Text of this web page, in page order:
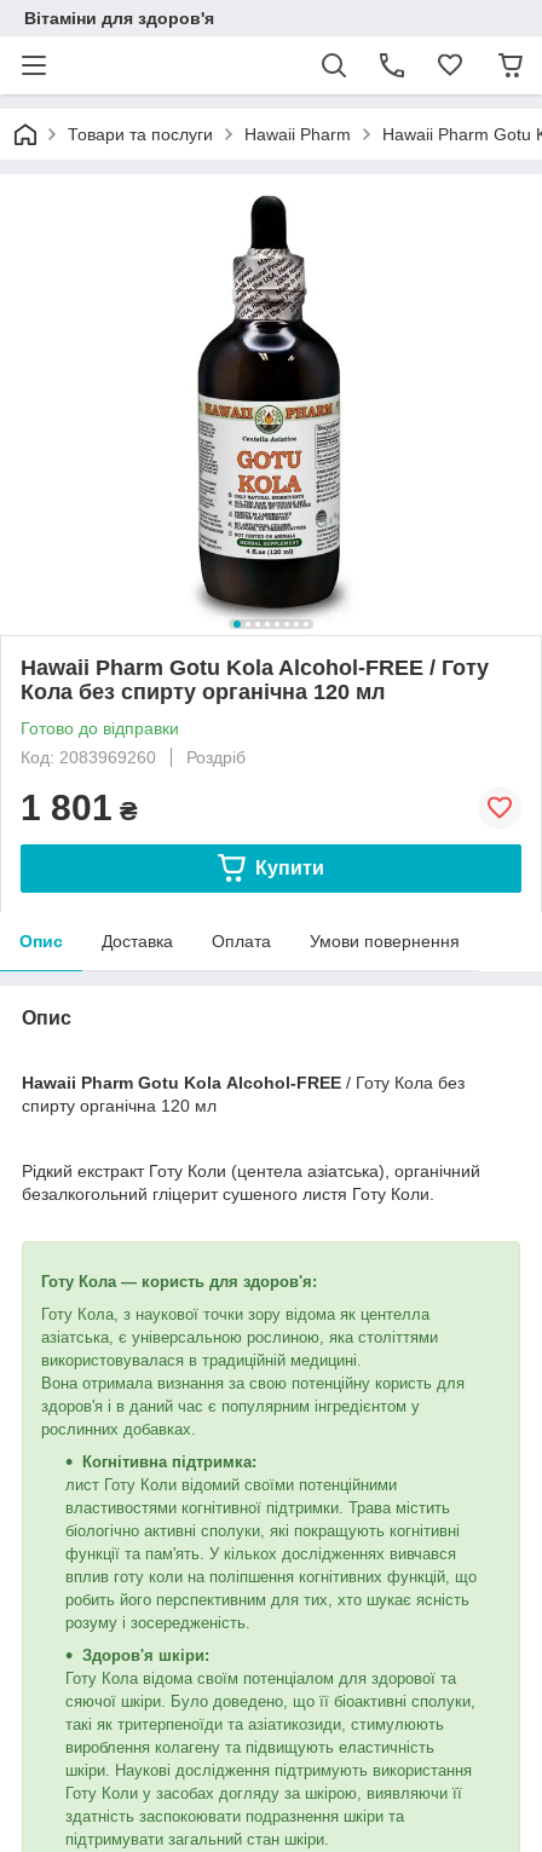
Вітаміни для здоров'я
Товари та послуги Hawaii Pharm Hawaii Pharm Gotu
Hawaii Pharm Gotu Kola Alcohol-FREE / Готу
Кола без спирту органічна 120 мл
Готово до відправки
Код: 2083969260
Роздріб
1 801 ₴
Купити
Опис Доставка Оплата Умови повернення
Опис
Hawaii Pharm Gotu Kola Alcohol-FREE / Готу Кола без
спирту органічна 120 мл
Рідкий екстракт Готу Коли (центела азіатська), органічний
безалкогольний гліцерит сушеного листя Готу Коли.
Готу Кола — користь для здоров'я:
Готу Кола, з наукової точки зору відома як центелла
азіатська, є універсальною рослиною, яка століттями
використовувалася в традиційній медицині.
Вона отримала визнання за свою потенційну користь для
здоров'я і в даний час є популярним інгредієнтом у
рослинних добавках.
Когнітивна підтримка:
лист Готу Коли відомий своїми потенційними
властивостями когнітивної підтримки. Трава містить
біологічно активні сполуки, які покращують когнітивні
функції та пам'ять. У кількох дослідженнях вивчався
вплив готу коли на поліпшення когнітивних функцій, що
робить його перспективним для тих, хто шукає ясність
розуму і зосередженість.
Здоров'я шкіри:
Готу Кола відома своїм потенціалом для здорової та
сяючої шкіри. Було доведено, що її біоактивні сполуки,
такі як тритерпеноїди та азіатикозиди, стимулюють
вироблення колагену та підвищують еластичність
шкіри. Наукові дослідження підтримують використання
Готу Коли у засобах догляду за шкірою, виявляючи її
здатність заспокоювати подразнення шкіри та
підтримувати загальний стан шкіри.